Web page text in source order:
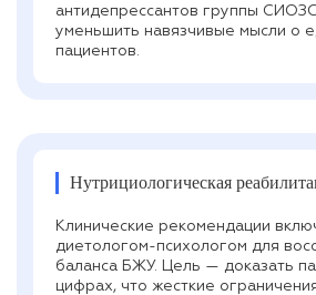
антидепрессантов группы
уменьшить навязчивые мысли о
пациентов.
Нутрициологическая
Клинические рекомендации
диетологом-психологом для
баланса БЖУ. Цель — доказать
цифрах, что жесткие